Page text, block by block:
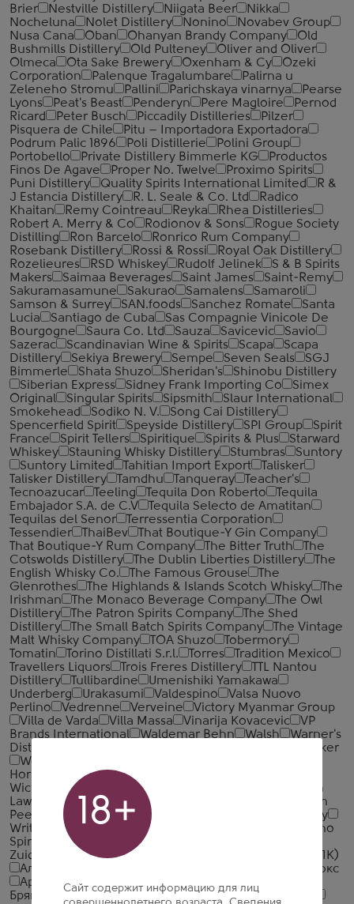
Brier
Nestville Distillery Niigata Beer
Nikka
Nocheluna
Nolet Distillery Nonino
Novabev Group
Nusa Cana
Oban Ohanyan Brandy Company
Old
Bushmills Distillery
Old Pulteney
Oliver and Oliver
Olmeca
Ota Sake Brewery Oxenham & Cy
Ozeki
Corporation
Palenque Tragalumbare
Palirna u
Zeleneho Stromu
Pallini Parichskaya vinarnya
Pearse
Lyons
Peat's Beast Penderyn Pere Magloire
Pernod
Ricard
Peter Busch Piccadily Distilleries
Pilzer
Pisquera de Chile
Pitu – Importadora Exportadora
Podrum Palic 1896
Poli Distillerie
Polini Group
Portobello
Private Distillery Bimmerle KG
Productos
Finos De Agave
Proper No. Twelve
Proximo Spirits
Puni Distillery
Quality Spirits International Limited
R &
J Estancia Distillery
R. L. Seale & Co. Ltd
Radico
Khaitan
Remy Cointreau Reyka
Rhea Distilleries
Robert A. Merry & Co
Rodionov & Sons
Rogue Society
Distilling
Ron Barcelo
Ronrico Rum Company
Rosebank Distillery
Rossi & Rossi
Royal Oak Distillery
Rozelieures
RSD Whiskey Rudolf Jelinek
S & B Spirits
Makers
Saimaa Beverages Saint James
Saint-Remy
Sakuramasamune
Sakurao Samalens
Samaroli
Samson & Surrey
SAN.foods Sanchez Romate
Santa
Lucia
Santiago de Cuba
Sas Compagnie Vinicole De
Bourgogne
Saura Co. Ltd Sauza Savicevic
Savio
Sazerac
Scandinavian Wine & Spirits Scapa
Scapa
Distillery
Sekiya Brewery Sempe Seven Seals
SGJ
Bimmerle
Shata Shuzo Sheridan's
Shinobu Distillery
Siberian Express
Sidney Frank Importing Co
Simex
Original
Singular Spirits Sipsmith
Slaur International
Smokehead
Sodiko N. V.
Song Cai Distillery
Spencerfield Spirit
Speyside Distillery SPI Group
Spirit
France
Spirit Tellers Spiritique Spirits & Plus
Starward
Whiskey
Stauning Whisky Distillery Stumbras
Suntory
Suntory Limited
Tahitian Import Export
Talisker
Talisker Distillery
Tamdhu Tanqueray
Teacher's
Tecnoazucar
Teeling Tequila Don Roberto
Tequila
Embajador S.A. de C.V
Tequila Selecto de Amatitan
Tequilas del Senor
Terressentia Corporation
Tessendier
ThaiBev
That Boutique-Y Gin Company
That Boutique-Y Rum Company
The Bitter Truth
The
Cotswolds Distillery
The Dublin Liberties Distillery
The
English Whisky Co.
The Famous Grouse
The
Glenrothes
The Highlands & Islands Scotch Whisky
The
Irishman
The Monaco Beverage Company
The Owl
Distillery
The Patron Spirits Company
The Shed
Distillery
The Small Batch Spirits Company
The Vintage
Malt Whisky Company
TOA Shuzo
Tobermory
Tomatin
Torino Distillati S.r.l. Torres
Tradition Mexico
Travellers Liquors
Trois Freres Distillery
TTL Nantou
Distillery
Tullibardine
Umenishiki Yamakawa
Underberg
Urakasumi Valdespino
Valsa Nuovo
Perlino
Vedrenne Verveine
Victory Myanmar Group
Villa de Varda
Villa Massa Vinarija Kovacevic
VP
Brands International
Waldemar Behn Walsh
Warner's
Distillery
Wenneker
West Cork
Horse Distillers
Whitley Neill
Wicklow Hills Whiskey
William
Lawson's Distillery
William Macfarlane & Co.
William
Peel
Wolfburn Distillery
Woodford Reserve Distillery
Writers' Tears
Yoshino
Spirits
Zacapa Zacapa Centenario
Zuidam
Алкогольная Промышленная Компания (АПК)
Алкогольная Сибирская Группа
Альфа Люкс
Арсенал Вин
Башспирт
БелАлко
БрянскСпиртПром
Великоустюгский ЛВЗ
18+
Сайт содержит информацию для лиц